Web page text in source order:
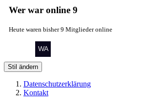
Wer war online 9
Heute waren bisher 9 Mitglieder online
Stil ändern
Datenschutzerklärung
Kontakt